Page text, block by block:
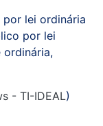
por lei ordinária
por lei
ordinária,
- TI-IDEAL)